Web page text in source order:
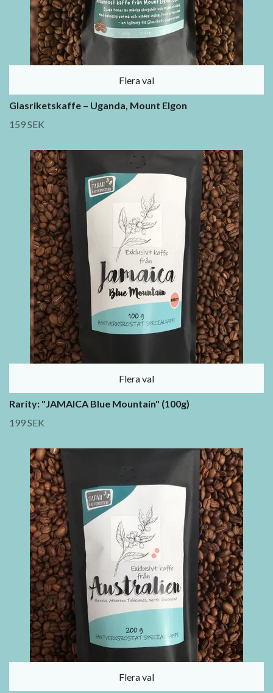
Flera val
Glasriketskaffe – Uganda, Mount Elgon
159 SEK
Flera val
Rarity: "JAMAICA Blue Mountain" (100g)
199 SEK
Flera val